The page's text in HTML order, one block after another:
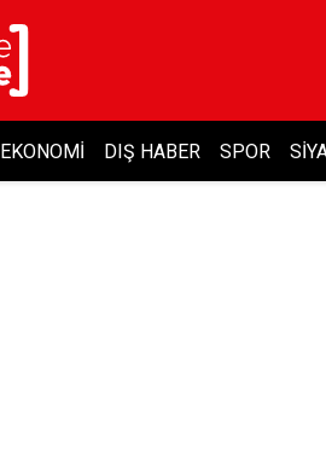
EKONOMI DIŞ HABER SPOR